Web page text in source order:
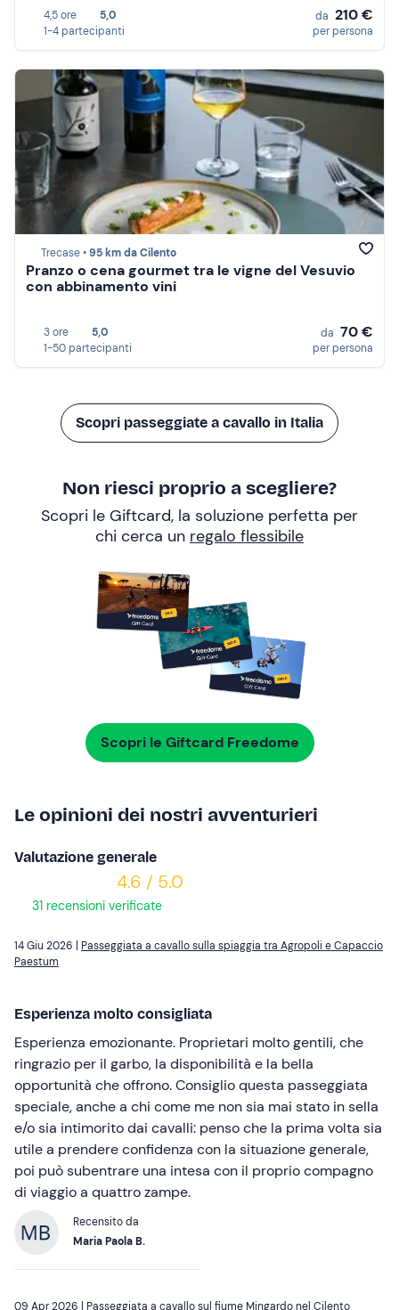
4,5 ore
5,0
1-4 partecipanti
da 210 €
per persona
Trecase •95 km da Cilento
Pranzo o cena gourmet tra le vigne del Vesuvio
con abbinamento vini
3 ore
5,0
1-50 partecipanti
da 70 €
per persona
Scopri passeggiate a cavallo in Italia
Non riesci proprio a scegliere?
Scopri le Giftcard, la soluzione perfetta per
chi cerca un regalo flessibile
Scopri le Giftcard Freedome
Le opinioni dei nostri avventurieri
Valutazione generale
4.6 / 5.0
31 recensioni verificate
14 Giu 2026 | Passeggiata a cavallo sulla spiaggia tra Agropoli e Capaccio
Paestum
Esperienza molto consigliata
Esperienza emozionante. Proprietari molto gentili, che
ringrazio per il garbo, la disponibilità e la bella
opportunità che offrono. Consiglio questa passeggiata
speciale, anche a chi come me non sia mai stato in sella
e/o sia intimorito dai cavalli: penso che la prima volta sia
utile a prendere confidenza con la situazione generale,
poi può subentrare una intesa con il proprio compagno
di viaggio a quattro zampe.
Recensito da
Maria Paola B.
09 Apr 2026 | Passeggiata a cavallo sul fiume Mingardo nel Cilento